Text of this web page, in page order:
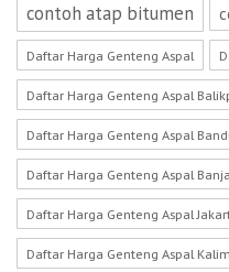
contoh atap bitumen
Daftar Harga Genteng Aspal
Daftar Harga Genteng Aspal
Daftar Harga Genteng Aspal
Daftar Harga Genteng Aspal
Daftar Harga Genteng Aspal
Daftar Harga Genteng Aspal